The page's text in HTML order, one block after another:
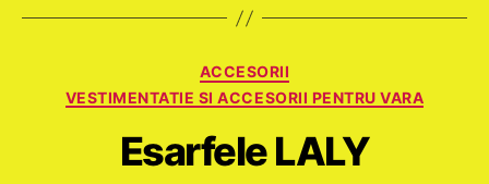
Categorii
ACCESORII
VESTIMENTATIE SI ACCESORII PENTRU VARA
Esarfele LALY